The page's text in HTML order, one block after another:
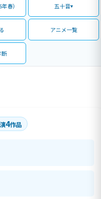
春） 五十音
アニメ一覧
断
4作品